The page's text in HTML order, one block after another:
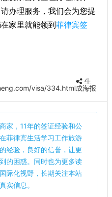
办理服务，我们会为您提
家里就能领到菲律宾签
visa/334.html
生
成海报
家，11年的签证经验和公
菲律宾生活学习工作旅游
经验，良好的信誉，让更
的困惑。同时也为更多读
际化视野，长期关注本站
实信息。